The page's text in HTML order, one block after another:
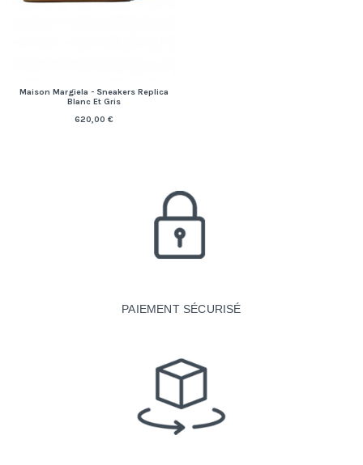
Maison Margiela - Sneakers Replica
Blanc Et Gris
620,00 €
PAIEMENT SÉCURISÉ